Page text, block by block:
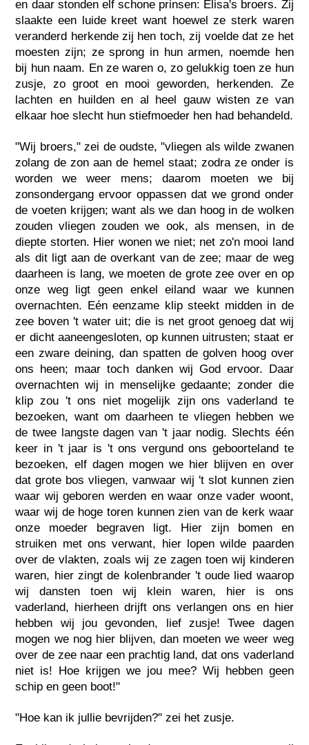
en daar stonden elf schone prinsen: Elisa's broers. Zij
slaakte een luide kreet want hoewel ze sterk waren
veranderd herkende zij hen toch, zij voelde dat ze het
moesten zijn; ze sprong in hun armen, noemde hen
bij hun naam. En ze waren o, zo gelukkig toen ze hun
zusje, zo groot en mooi geworden, herkenden. Ze
lachten en huilden en al heel gauw wisten ze van
elkaar hoe slecht hun stiefmoeder hen had behandeld.
"Wij broers," zei de oudste, "vliegen als wilde zwanen
zolang de zon aan de hemel staat; zodra ze onder is
worden we weer mens; daarom moeten we bij
zonsondergang ervoor oppassen dat we grond onder
de voeten krijgen; want als we dan hoog in de wolken
zouden vliegen zouden we ook, als mensen, in de
diepte storten. Hier wonen we niet; net zo'n mooi land
als dit ligt aan de overkant van de zee; maar de weg
daarheen is lang, we moeten de grote zee over en op
onze weg ligt geen enkel eiland waar we kunnen
overnachten. Eén eenzame klip steekt midden in de
zee boven 't water uit; die is net groot genoeg dat wij
er dicht aaneengesloten, op kunnen uitrusten; staat er
een zware deining, dan spatten de golven hoog over
ons heen; maar toch danken wij God ervoor. Daar
overnachten wij in menselijke gedaante; zonder die
klip zou 't ons niet mogelijk zijn ons vaderland te
bezoeken, want om daarheen te vliegen hebben we
de twee langste dagen van 't jaar nodig. Slechts één
keer in 't jaar is 't ons vergund ons geboorteland te
bezoeken, elf dagen mogen we hier blijven en over
dat grote bos vliegen, vanwaar wij 't slot kunnen zien
waar wij geboren werden en waar onze vader woont,
waar wij de hoge toren kunnen zien van de kerk waar
onze moeder begraven ligt. Hier zijn bomen en
struiken met ons verwant, hier lopen wilde paarden
over de vlakten, zoals wij ze zagen toen wij kinderen
waren, hier zingt de kolenbrander 't oude lied waarop
wij dansten toen wij klein waren, hier is ons
vaderland, hierheen drijft ons verlangen ons en hier
hebben wij jou gevonden, lief zusje! Twee dagen
mogen we nog hier blijven, dan moeten we weer weg
over de zee naar een prachtig land, dat ons vaderland
niet is! Hoe krijgen we jou mee? Wij hebben geen
schip en geen boot!"
"Hoe kan ik jullie bevrijden?" zei het zusje.